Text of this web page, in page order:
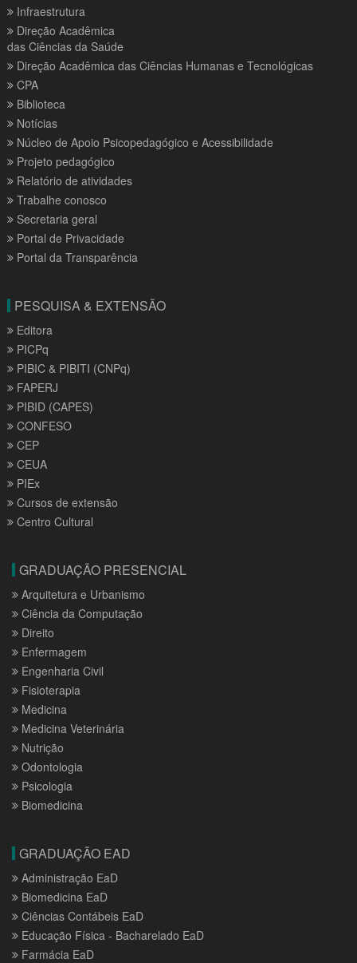
Infraestrutura
Direção Acadêmica
das Ciências da Saúde
Direção Acadêmica das Ciências Humanas e Tecnológicas
CPA
Biblioteca
Notícias
Núcleo de Apoio Psicopedagógico e Acessibilidade
Projeto pedagógico
Relatório de atividades
Trabalhe conosco
Secretaria geral
Portal de Privacidade
Portal da Transparência
PESQUISA & EXTENSÃO
Editora
PICPq
PIBIC & PIBITI (CNPq)
FAPERJ
PIBID (CAPES)
CONFESO
CEP
CEUA
PIEx
Cursos de extensão
Centro Cultural
GRADUAÇÃO PRESENCIAL
Arquitetura e Urbanismo
Ciência da Computação
Direito
Enfermagem
Engenharia Civil
Fisioterapia
Medicina
Medicina Veterinária
Nutrição
Odontologia
Psicologia
Biomedicina
GRADUAÇÃO EAD
Administração EaD
Biomedicina EaD
Ciências Contábeis EaD
Educação Física - Bacharelado EaD
Farmácia EaD